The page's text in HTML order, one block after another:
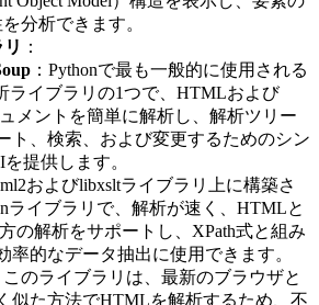
分析できます。
：
：Pythonで最も一般的に使用される
ライブラリの1つで、HTMLおよび
メントを簡単に解析し、解析ツリー
ト、検索、および変更するためのシン
提供します。
およびlibxsltライブラリ上に構築さ
ライブラリで、解析が速く、HTMLと
の解析をサポートし、XPath式と組み
率的なデータ抽出に使用できます。
このライブラリは、最新のブラウザと
似た方法でHTMLを解析するため、不